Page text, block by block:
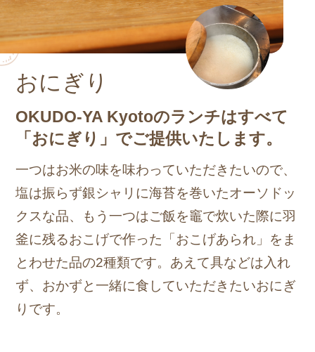
おにぎり
OKUDO-YA Kyotoのランチはすべて
「おにぎり」でご提供いたします。
一つはお米の味を味わっていただきたいので、
塩は振らず銀シャリに海苔を巻いたオーソドッ
クスな品、もう一つはご飯を竈で炊いた際に羽
釜に残るおこげで作った「おこげあられ」をま
とわせた品の2種類です。あえて具などは入れ
ず、おかずと一緒に食していただきたいおにぎ
りです。